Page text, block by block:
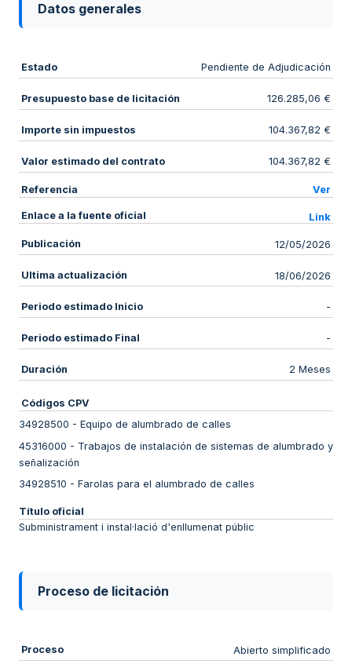
Datos generales
Estado Pendiente de Adjudicación
Presupuesto base de licitación 126.285,06 €
Importe sin impuestos 104.367,82 €
Valor estimado del contrato 104.367,82 €
Referencia Ver
Enlace a la fuente oficial Link
Publicación 12/05/2026
Ultima actualización 18/06/2026
Periodo estimado Inicio -
Periodo estimado Final -
Duración 2 Meses
Códigos CPV
34928500 - Equipo de alumbrado de calles
45316000 - Trabajos de instalación de sistemas de alumbrado y
señalización
34928510 - Farolas para el alumbrado de calles
Título oficial
Subministrament i instal·lació d'enllumenat públic
Proceso de licitación
Proceso Abierto simplificado